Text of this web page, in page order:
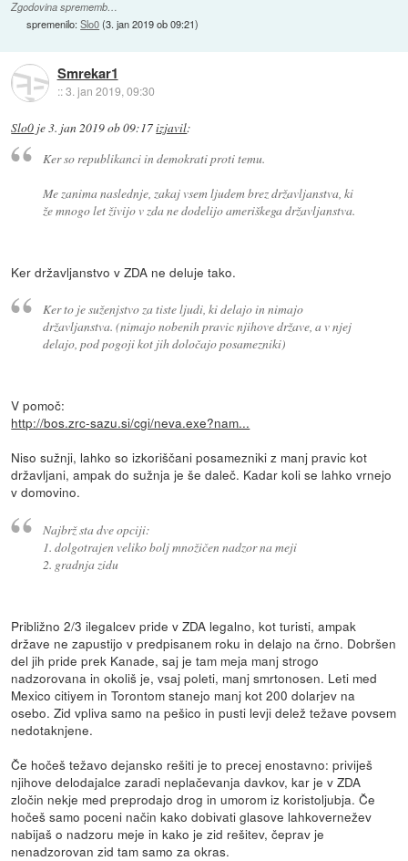
Zgodovina sprememb…
spremenilo:Slo0(3. jan 2019 ob 09:21)
Smrekar1
::3. jan 2019, 09:30
Slo0 je3. jan 2019 ob 09:17izjavil:
Ker so republikanci in demokrati proti temu.
Me zanima naslednje, zakaj vsem ljudem brez državljanstva, ki
že mnogo let živijo v zda ne dodelijo ameriškega državljanstva.
Ker državljanstvo v ZDA ne deluje tako.
Ker to je suženjstvo za tiste ljudi, ki delajo in nimajo
državljanstva. (nimajo nobenih pravic njihove države, a v njej
delajo, pod pogoji kot jih določajo posamezniki)
V pomoč:
http://bos.zrc-sazu.si/cgi/neva.exe?nam...
Niso sužnji, lahko so izkoriščani posamezniki z manj pravic kot
državljani, ampak do sužnja je še daleč. Kadar koli se lahko vrnejo
v domovino.
Najbrž sta dve opciji:
1. dolgotrajen veliko bolj množičen nadzor na meji
2. gradnja zidu
Približno 2/3 ilegalcev pride v ZDA legalno, kot turisti, ampak
države ne zapustijo v predpisanem roku in delajo na črno. Dobršen
del jih pride prek Kanade, saj je tam meja manj strogo
nadzorovana in okoliš je, vsaj poleti, manj smrtonosen. Leti med
Mexico citiyem in Torontom stanejo manj kot 200 dolarjev na
osebo. Zid vpliva samo na pešico in pusti levji delež težave povsem
nedotaknjene.
Če hočeš težavo dejansko rešiti je to precej enostavno: priviješ
njihove delodajalce zaradi neplačevanja davkov, kar je v ZDA
zločin nekje med preprodajo drog in umorom iz koristoljubja. Če
hočeš samo poceni način kako dobivati glasove lahkovernežev
nabijaš o nadzoru meje in kako je zid rešitev, čeprav je
nenadzorovan zid tam samo za okras.